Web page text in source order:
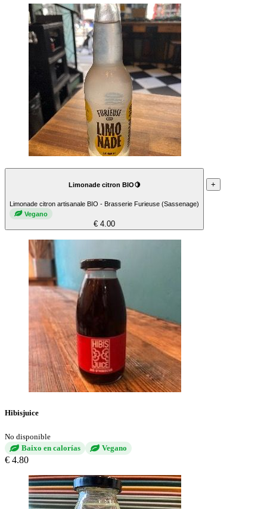
Limonade citron BIO🍋
Limonade citron artisanale BIO - Brasserie Furieuse (Sassenage)
Vegano
€ 4.00
+
Hibisjuice
No disponible
Baixo en calorías
Vegano
€ 4.80